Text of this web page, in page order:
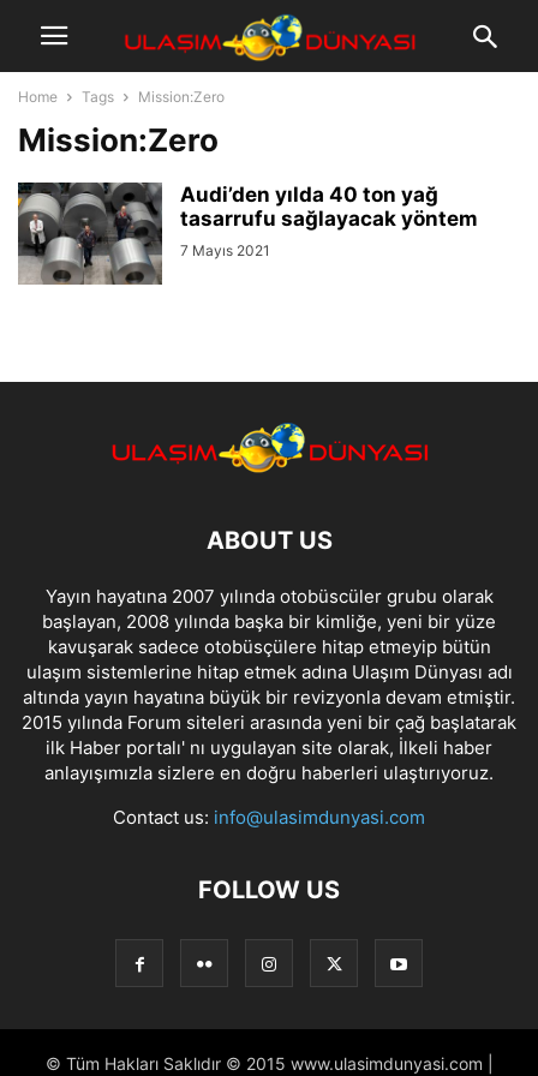
Home Tags Mission:Zero
Mission:Zero
Audi’den yılda 40 ton yağ
tasarrufu sağlayacak yöntem
7 Mayıs 2021
ABOUT US
Yayın hayatına 2007 yılında otobüscüler grubu olarak
başlayan, 2008 yılında başka bir kimliğe, yeni bir yüze
kavuşarak sadece otobüsçülere hitap etmeyip bütün
ulaşım sistemlerine hitap etmek adına Ulaşım Dünyası adı
altında yayın hayatına büyük bir revizyonla devam etmiştir.
2015 yılında Forum siteleri arasında yeni bir çağ başlatarak
ilk Haber portalı' nı uygulayan site olarak, İlkeli haber
anlayışımızla sizlere en doğru haberleri ulaştırıyoruz.
Contact us: info@ulasimdunyasi.com
FOLLOW US
© Tüm Hakları Saklıdır © 2015 www.ulasimdunyasi.com |